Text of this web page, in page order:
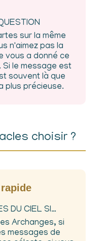
sur la même
n'aimez pas la
vous a donné ce
le message est
souvent là que
plus précieuse.
choisir ?
DU CIEL SI…
Archanges, si
messages de